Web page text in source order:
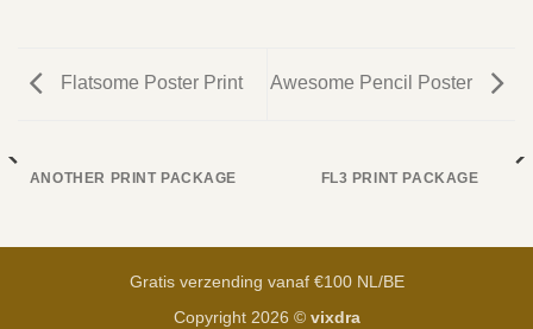
Flatsome Poster Print Awesome Pencil Poster
ANOTHER PRINT PACKAGE FL3 PRINT PACKAGE
Gratis verzending vanaf €100 NL/BE
Copyright 2026 © vixdra